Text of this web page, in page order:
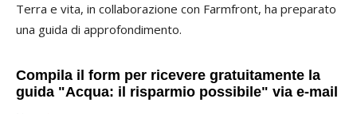
Terra e vita, in collaborazione con Farmfront, ha preparato
una guida di approfondimento.